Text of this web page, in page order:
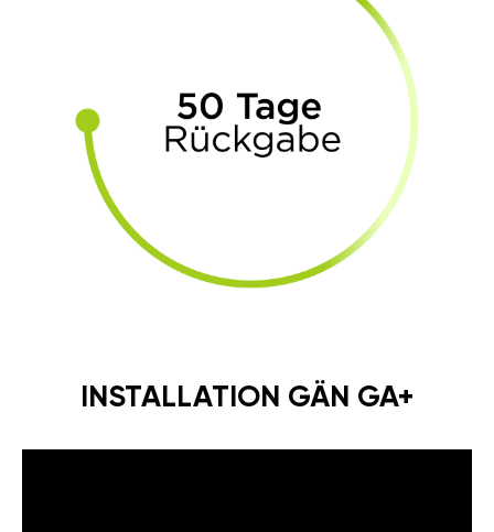
INSTALLATION GÄN GA+